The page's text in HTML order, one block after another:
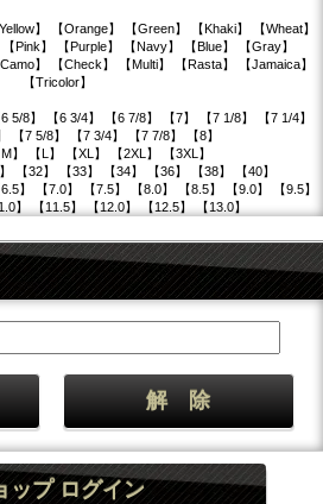
】 【Orange】 【Green】 【Khaki】 【Wheat】
Pink】 【Purple】 【Navy】 【Blue】 【Gray】
】 【Check】 【Multi】 【Rasta】 【Jamaica】
【Tricolor】
8】 【6 3/4】 【6 7/8】 【7】 【7 1/8】 【7 1/4】
【7 5/8】 【7 3/4】 【7 7/8】 【8】
】 【L】 【XL】 【2XL】 【3XL】
【32】 【33】 【34】 【36】 【38】 【40】
】 【7.0】 【7.5】 【8.0】 【8.5】 【9.0】 【9.5】
】 【11.5】 【12.0】 【12.5】 【13.0】
ップ ログイン